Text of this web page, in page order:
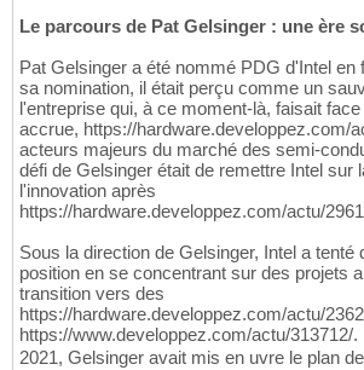
Le parcours de Pat Gelsinger : une ère
Pat Gelsinger a été nommé PDG d'Intel en
sa nomination, il était perçu comme un
l'entreprise qui, à ce moment-là, faisait
accrue, https://hardware.developpez.com/
acteurs majeurs du marché des semi-
défi de Gelsinger était de remettre Intel sur
l'innovation après
https://hardware.developpez.com/actu/
Sous la direction de Gelsinger, Intel a tenté
position en se concentrant sur des projets
transition vers des
https://hardware.developpez.com/actu/
https://www.developpez.com/actu/313712/
2021, Gelsinger avait mis en uvre le plan